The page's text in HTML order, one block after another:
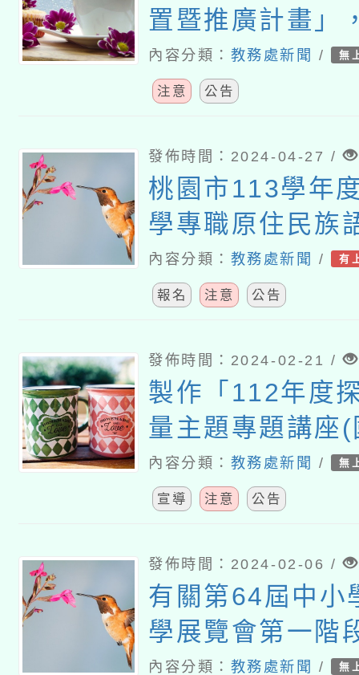
置暨推廣計畫」
畫資源，已製作
彈性課室評量主
課室評量基礎概
片，將上架教育
臺
內容分類： 教務處新聞 / 無
注意 公告
發佈時間：2024-04-27 /
桃園市113學年
學專職原住民族
住民族語教學支
聯合甄選聘任簡
內容分類： 教務處新聞 / 有
報名 注意 公告
發佈時間：2024-02-21 /
製作「112年度
量主題專題講座
學)」影片上架
師平臺
內容分類： 教務處新聞 / 無
宣導 注意 公告
發佈時間：2024-02-06 /
有關第64屆中小
學展覽會第一階
展)報名作品命
內容分類： 教務處新聞 / 無